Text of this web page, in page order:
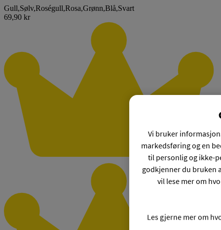
Gull,Sølv,Roségull,Rosa,Grønn,Blå,Svart
69,90 kr
Vi bruker
markedsføring og en
til personlig og ikke-
godkjenner du bruken
vil lese mer om
Les gjerne mer om